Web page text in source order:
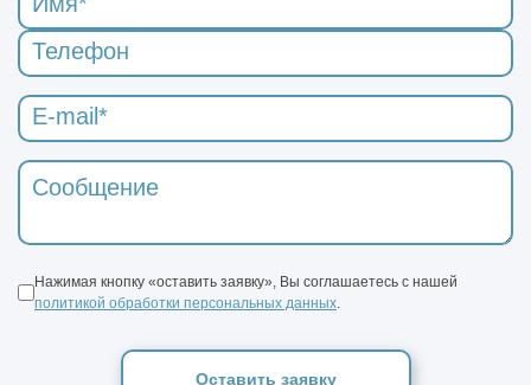
Нажимая кнопку «оставить заявку», Вы соглашаетесь с нашей
политикой обработки персональных данных.
Оставить заявку